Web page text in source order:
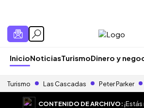
InicioNoticiasTurismoDinero y
Turismo Las Cascadas Peter Parker
CONTENIDO DE ARCHIVO: